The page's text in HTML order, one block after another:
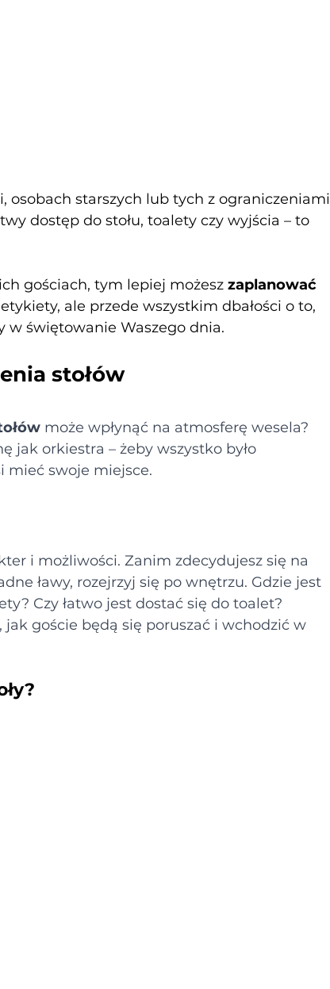
osobach starszych lub tych z ograniczeniami
dostęp do stołu, toalety czy wyjścia – to
gościach, tym lepiej możesz zaplanować
ale przede wszystkim dbałości o to,
w świętowanie Waszego dnia.
stołów
może wpłynąć na atmosferę wesela?
jak orkiestra – żeby wszystko było
swoje miejsce.
i możliwości. Zanim zdecydujesz się na
ławy, rozejrzyj się po wnętrzu. Gdzie jest
Czy łatwo jest dostać się do toalet?
jak goście będą się poruszać i wchodzić w